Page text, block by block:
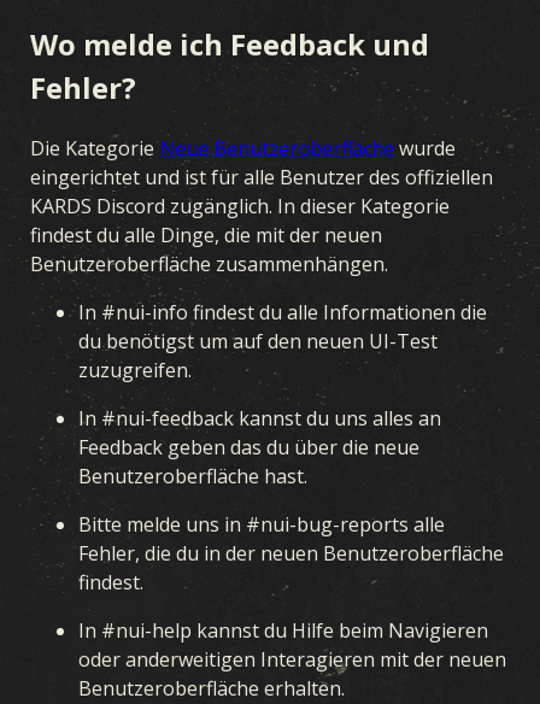
Wo melde ich Feedback und
Fehler?
Die KategorieNeue Benutzeroberfläche wurde
eingerichtet und ist für alle Benutzer des offiziellen
KARDS Discord zugänglich. In dieser Kategorie
findest du alle Dinge, die mit der neuen
Benutzeroberfläche zusammenhängen.
In #nui-info findest du alle Informationen die
du benötigst um auf den neuen UI-Test
zuzugreifen.
In #nui-feedback kannst du uns alles an
Feedback geben das du über die neue
Benutzeroberfläche hast.
Bitte melde uns in #nui-bug-reports alle
Fehler, die du in der neuen Benutzeroberfläche
findest.
In #nui-help kannst du Hilfe beim Navigieren
oder anderweitigen Interagieren mit der neuen
Benutzeroberfläche erhalten.